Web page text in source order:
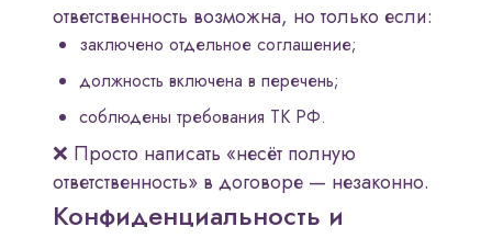
ответственность возможна, но только если:
заключено отдельное соглашение;
должность включена в перечень;
соблюдены требования ТК РФ.
❌ Просто написать «несёт полную
ответственность» в договоре — незаконно.
Конфиденциальность и